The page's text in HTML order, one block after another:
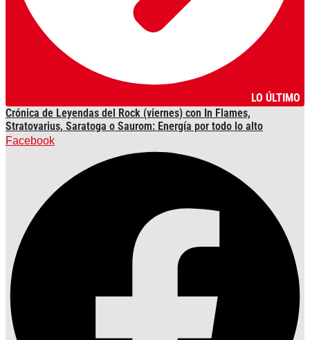
LO ÚLTIMO
Crónica de Leyendas del Rock (viernes) con In Flames,
Stratovarius, Saratoga o Saurom: Energía por todo lo alto
Facebook